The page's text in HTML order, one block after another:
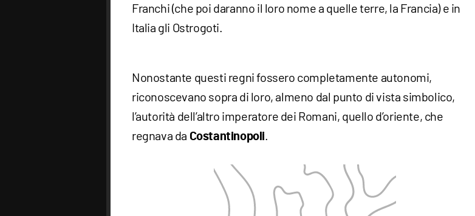
Franchi (che poi daranno il loro nome a quelle terre, la Francia) e in
Italia gli Ostrogoti.
Nonostante questi regni fossero completamente autonomi,
riconoscevano sopra di loro, almeno dal punto di vista simbolico,
l’autorità dell’altro imperatore dei Romani, quello d’oriente, che
regnava da Costantinopoli.